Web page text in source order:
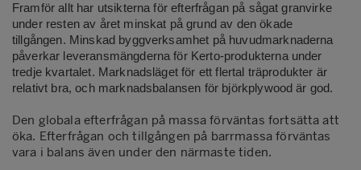
Framför allt har utsikterna för efterfrågan på sågat granvirke
under resten av året minskat på grund av den ökade
tillgången. Minskad byggverksamhet på huvudmarknaderna
påverkar leveransmängderna för Kerto-produkterna under
tredje kvartalet. Marknadsläget för ett flertal träprodukter är
relativt bra, och marknadsbalansen för björkplywood är god.
Den globala efterfrågan på massa förväntas fortsätta att
öka. Efterfrågan och tillgången på barrmassa förväntas
vara i balans även under den närmaste tiden.